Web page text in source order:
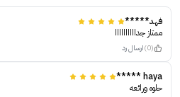
فهد*****
ممتاز جداااااااااا
(0) ارسال رد
haya *****
حلوه ورائعه